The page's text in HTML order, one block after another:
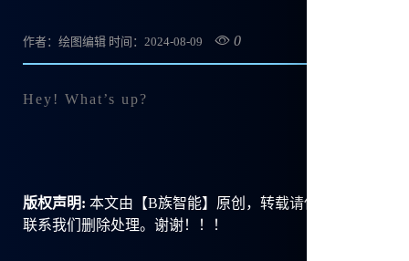
作者：绘图编辑 时间：2024-08-09 0
Hey! What’s up?
版权声明: 本文由【B族智能】原创，转载请保留链接:
联系我们删除处理。谢谢！！！